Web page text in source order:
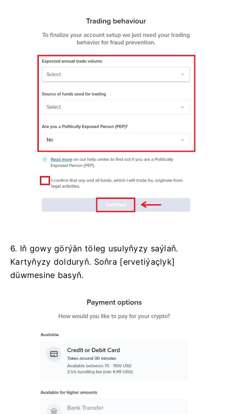
6. Iň gowy görýän töleg usulyňyzy saýlaň.
Kartyňyzy dolduryň. Soňra [ervetiýaçlyk]
düwmesine basyň.